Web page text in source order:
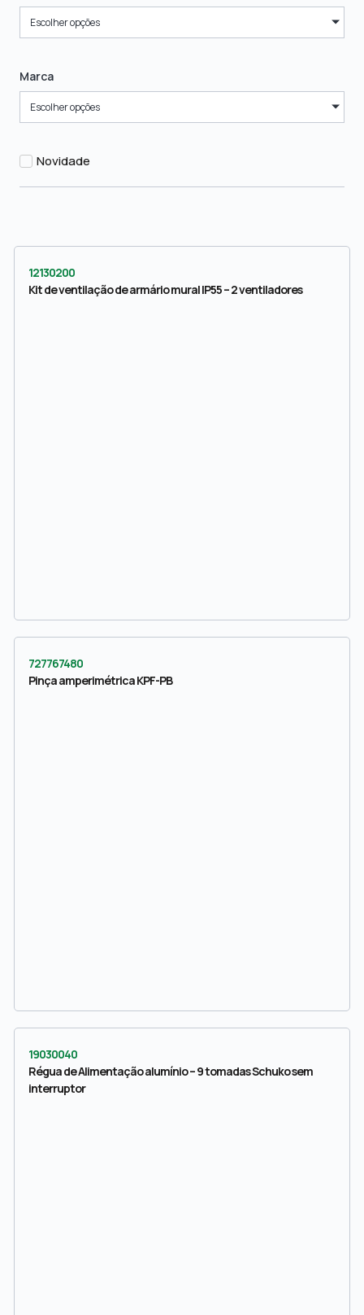
Escolher opções
Marca
Escolher opções
Novidade
12130200
Kit de ventilação de armário mural IP55 – 2 ventiladores
727767480
Pinça amperimétrica KPF-PB
19030040
Régua de Alimentação alumínio – 9 tomadas Schuko sem
interruptor